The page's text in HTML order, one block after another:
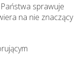
sprawuje
na nie znaczący